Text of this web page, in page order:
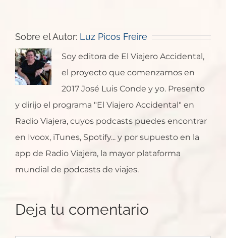
Sobre el Autor: Luz Picos Freire
Soy editora de El Viajero Accidental,
el proyecto que comenzamos en
2017 José Luis Conde y yo. Presento
y dirijo el programa "El Viajero Accidental" en
Radio Viajera, cuyos podcasts puedes encontrar
en Ivoox, iTunes, Spotify... y por supuesto en la
app de Radio Viajera, la mayor plataforma
mundial de podcasts de viajes.
Deja tu comentario